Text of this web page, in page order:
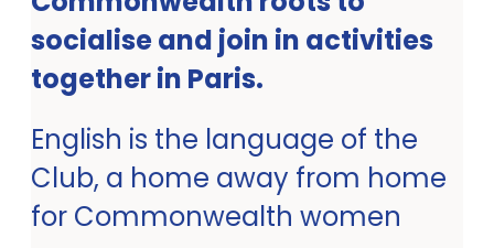
socialise and join in activities
together in Paris.
English is the language of the
Club, a home away from home
for Commonwealth women